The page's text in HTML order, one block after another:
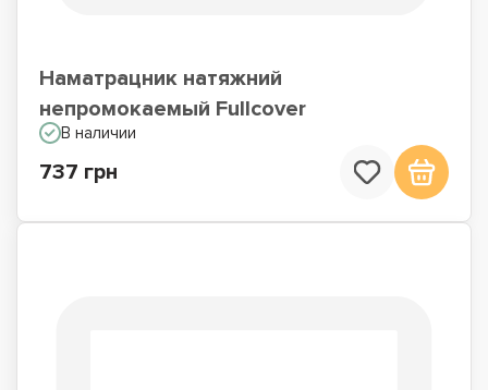
Наматрацник натяжний
непромокаемый Fullcover
В наличии
737 грн